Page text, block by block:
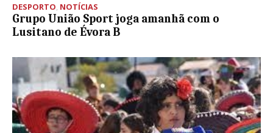
DESPORTO, NOTÍCIAS
Grupo União Sport joga amanhã com o
Lusitano de Évora B